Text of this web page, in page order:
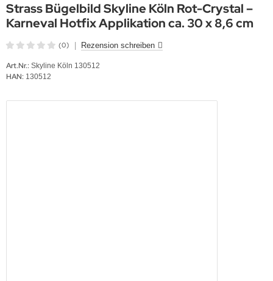
Strass Bügelbild Skyline Köln Rot-Crystal –
Karneval Hotfix Applikation ca. 30 x 8,6 cm
(0) Rezension schreiben
Art.Nr.: Skyline Köln 130512
HAN: 130512